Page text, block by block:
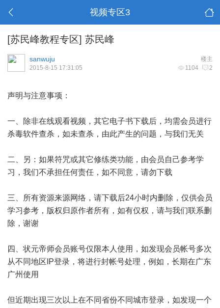
视频专区3
[苏民峰教程专区] 苏民峰
楼主
sanwuju
1104 2
2015-8-15 17:31:05
声明与注意事项：
一、除非在线观看视频，其它电子书下载后，均需会员进行
杀毒软件查杀，如未查杀，由此产生的问题，与我们无关
二、另：如果符咒或其它修练类功能，由会员自己参考学
习，我们不承担任何责任，如不同意，请勿下载
三、所有资源来源网络，请下载后24小时内删除，仅供会员
学习参考，版权归原作者所有，如有仅权，请与我们联系删
除，谢谢
四、状元帝师会员账号仅限本人使用，如发现会员帐号多次
从不同地区IP登录，将进行封帐号处理，例如，长期在广东
广州使用
但近期出现三次以上在不同省份不同城市登录，如发现一个